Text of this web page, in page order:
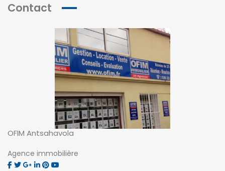
Contact
OFIM Antsahavola
Agence immobilière